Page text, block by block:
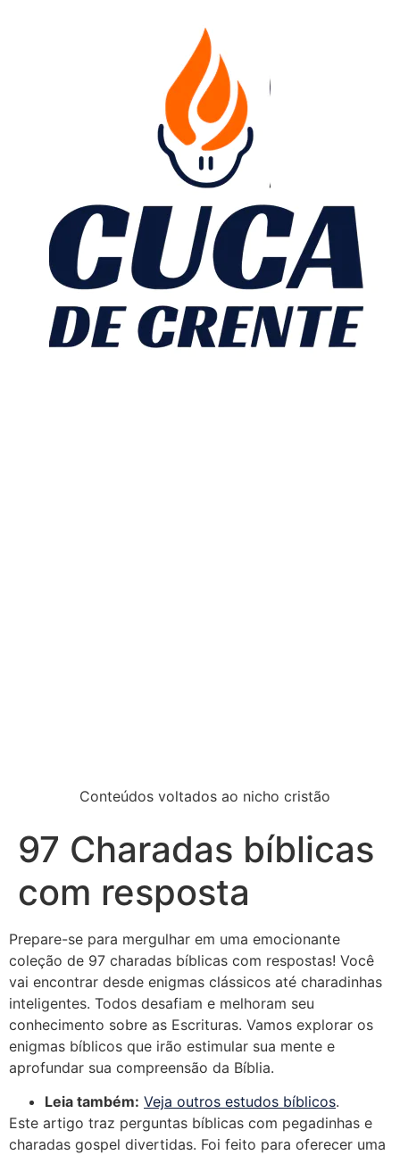
Conteúdos voltados ao nicho cristão
97 Charadas bíblicas
com resposta
Prepare-se para mergulhar em uma emocionante
coleção de 97 charadas bíblicas com respostas! Você
vai encontrar desde enigmas clássicos até charadinhas
inteligentes. Todos desafiam e melhoram seu
conhecimento sobre as Escrituras. Vamos explorar os
enigmas bíblicos que irão estimular sua mente e
aprofundar sua compreensão da Bíblia.
Leia também: Veja outros estudos bíblicos.
Este artigo traz perguntas bíblicas com pegadinhas e
charadas gospel divertidas. Foi feito para oferecer uma